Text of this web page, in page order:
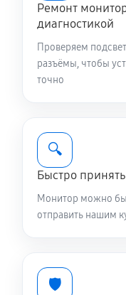
Ремонт
диагностикой
Проверяем
разъёмы, чтобы
точно
🔍
Быстро
Монитор можно
отправить нашим
🛡️